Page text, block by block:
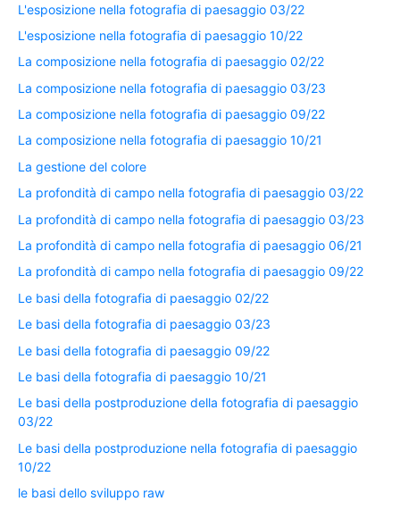
L'esposizione nella fotografia di paesaggio 03/22
L'esposizione nella fotografia di paesaggio 10/22
La composizione nella fotografia di paesaggio 02/22
La composizione nella fotografia di paesaggio 03/23
La composizione nella fotografia di paesaggio 09/22
La composizione nella fotografia di paesaggio 10/21
La gestione del colore
La profondità di campo nella fotografia di paesaggio 03/22
La profondità di campo nella fotografia di paesaggio 03/23
La profondità di campo nella fotografia di paesaggio 06/21
La profondità di campo nella fotografia di paesaggio 09/22
Le basi della fotografia di paesaggio 02/22
Le basi della fotografia di paesaggio 03/23
Le basi della fotografia di paesaggio 09/22
Le basi della fotografia di paesaggio 10/21
Le basi della postproduzione della fotografia di paesaggio
03/22
Le basi della postproduzione nella fotografia di paesaggio
10/22
le basi dello sviluppo raw